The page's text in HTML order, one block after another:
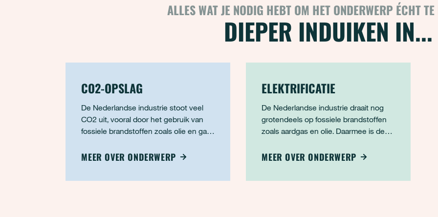
ALLES WAT JE NODIG HEBT OM HET ONDERWERP ÉCHT
DIEPER INDUIKEN IN...
CO2-OPSLAG
De Nederlandse industrie stoot veel
CO2 uit, vooral door het gebruik van
fossiele brandstoffen zoals olie en gas.
die uitstoot snel omlaag. Eén van de
MEER OVER ONDERWERP
ELEKTRIFICATIE
De Nederlandse industrie draait nog
grotendeels op fossiele brandstoffen
zoals aardgas en olie. Daarmee is de
deel van onze CO2-uitstoot. Een van
MEER OVER ONDERWERP